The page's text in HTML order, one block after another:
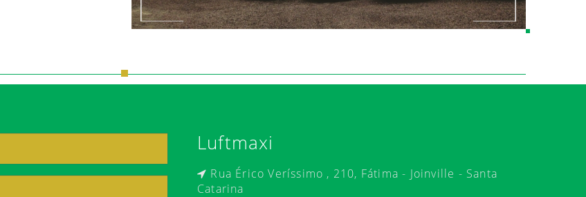
Luftmaxi
Rua Érico Veríssimo , 210, Fátima - Joinville - Santa
Catarina